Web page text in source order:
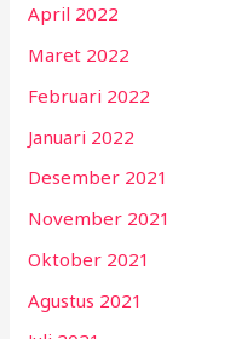
April 2022
Maret 2022
Februari 2022
Januari 2022
Desember 2021
November 2021
Oktober 2021
Agustus 2021